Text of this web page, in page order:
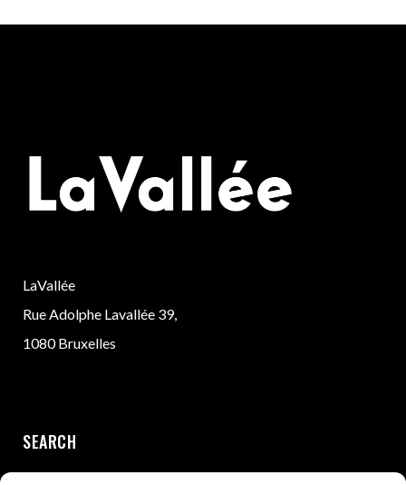
LaVallée
Rue Adolphe Lavallée 39,
1080 Bruxelles
SEARCH